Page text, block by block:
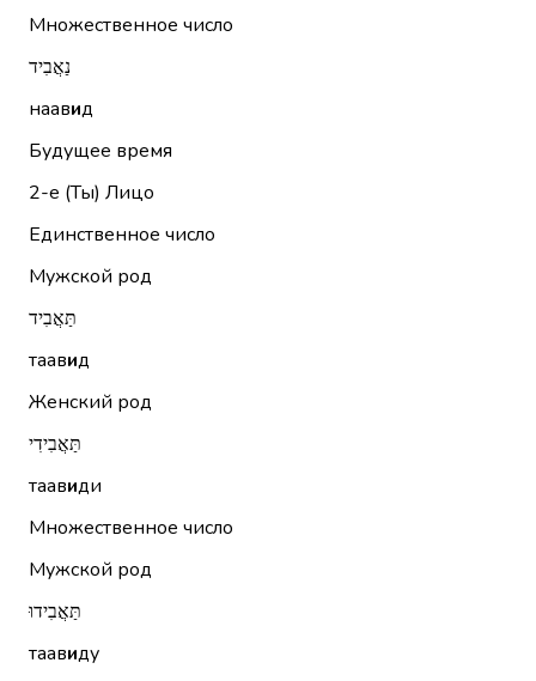
Множественное число
נַאֲבִיד
наавид
Будущее время
2-е (Ты) Лицо
Единственное число
Мужской род
תַּאֲבִיד
таавид
Женский род
תַּאֲבִידִי
таавиди
Множественное число
Мужской род
תַּאֲבִידוּ
таавиду